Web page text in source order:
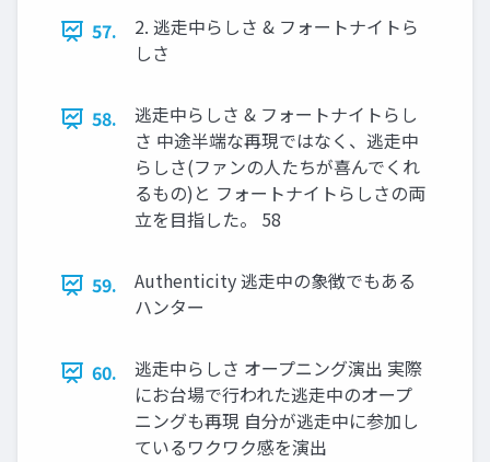
57.
2. 逃走中らしさ & フォートナイトら
しさ
58.
逃走中らしさ & フォートナイトらし
さ 中途半端な再現ではなく、逃走中
らしさ(ファンの人たちが喜んでくれ
るもの)と フォートナイトらしさの両
立を目指した。 58
59.
Authenticity 逃走中の象徴でもある
ハンター
60.
逃走中らしさ オープニング演出 実際
にお台場で行われた逃走中のオープ
ニングも再現 自分が逃走中に参加し
ているワクワク感を演出